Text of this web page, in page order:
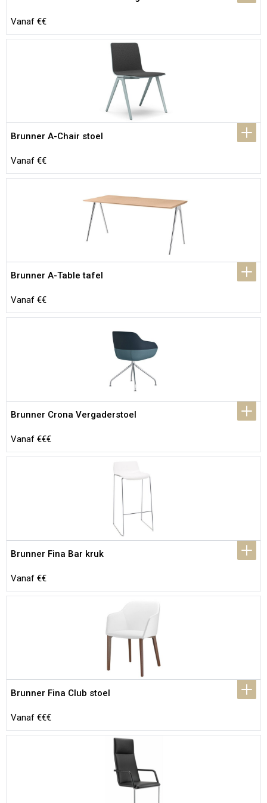
Vanaf €€
Brunner A-Chair stoel
Vanaf €€
Brunner A-Table tafel
Vanaf €€
Brunner Crona Vergaderstoel
Vanaf €€€
Brunner Fina Bar kruk
Vanaf €€
Brunner Fina Club stoel
Vanaf €€€